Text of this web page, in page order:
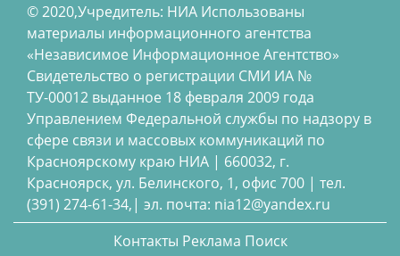
© 2020,Учредитель: НИА Использованы
материалы информационного агентства
«Независимое Информационное Агентство»
Свидетельство о регистрации СМИ ИА №
ТУ-00012 выданное 18 февраля 2009 года
Управлением Федеральной службы по надзору в
сфере связи и массовых коммуникаций по
Красноярскому краю НИА | 660032, г.
Красноярск, ул. Белинского, 1, офис 700 | тел.
(391) 274-61-34,| эл. почта: nia12@yandex.ru
Контакты Реклама Поиск